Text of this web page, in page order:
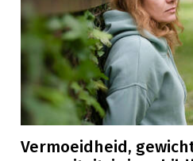
Vermoeidheid,